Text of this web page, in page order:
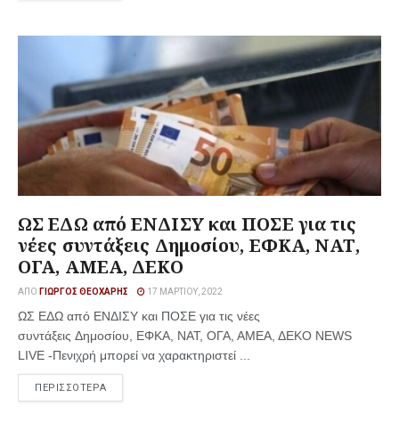
ΩΣ ΕΔΩ από ΕΝΔΙΣΥ και ΠΟΣΕ για τις
νέες συντάξεις Δημοσίου, ΕΦΚΑ, ΝΑΤ,
ΟΓΑ, ΑΜΕΑ, ΔΕΚΟ
ΑΠΌ ΓΙΏΡΓΟΣ ΘΕΟΧΆΡΗΣ 17 ΜΑΡΤΊΟΥ, 2022
ΩΣ ΕΔΩ από ΕΝΔΙΣΥ και ΠΟΣΕ για τις νέες
συντάξεις Δημοσίου, ΕΦΚΑ, ΝΑΤ, ΟΓΑ, ΑΜΕΑ, ΔΕΚΟ NEWS
LIVE -Πενιχρή μπορεί να χαρακτηριστεί ...
ΠΕΡΙΣΣΟΤΕΡΑ